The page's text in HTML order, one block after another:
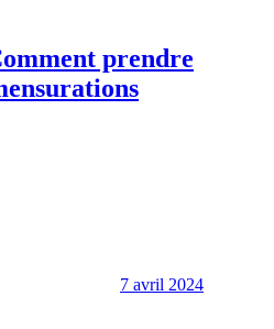
prendre
7 avril 2024